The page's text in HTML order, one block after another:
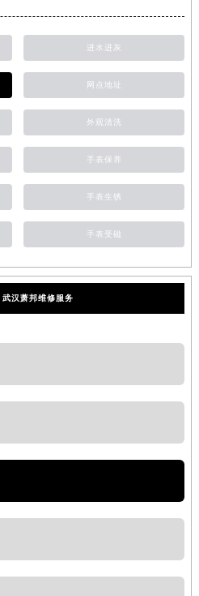
进水进灰
网点地址
外观清洗
手表保养
手表生锈
手表受磁
武汉萧邦维修服务